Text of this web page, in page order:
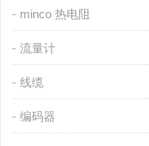
minco 热电阻
流量计
线缆
编码器